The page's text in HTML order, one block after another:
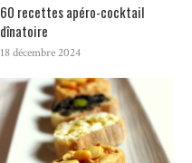
60 recettes apéro-cocktail
dînatoire
18 décembre 2024